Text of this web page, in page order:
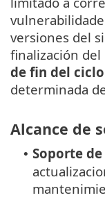
versiones del
finalización
de fin del
determinada
Alcance de
• Soporte